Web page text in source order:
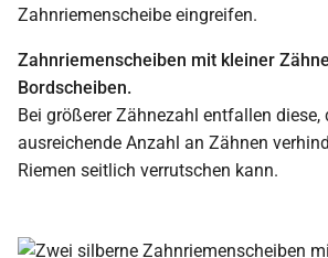
Zahnriemenscheibe eingreifen.
Zahnriemenscheiben mit kleiner
Bordscheiben.
Bei größerer Zähnezahl entfallen diese,
ausreichende Anzahl an Zähnen
Riemen seitlich verrutschen kann.